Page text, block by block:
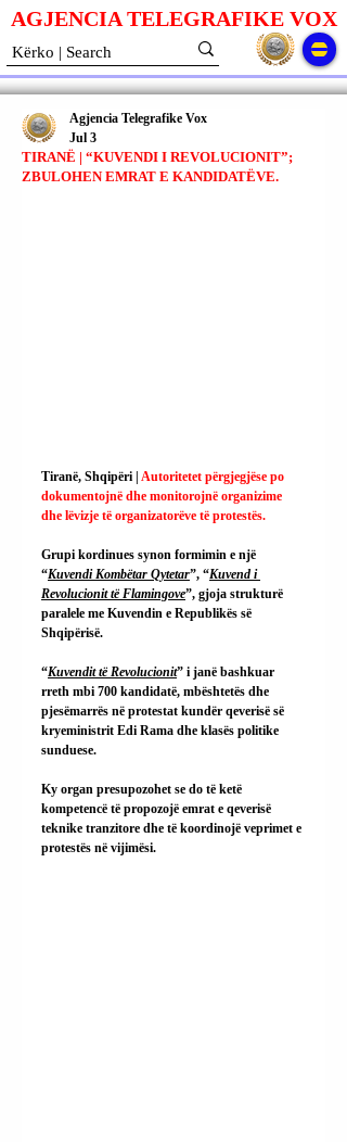
AGJENCIA TELEGRAFIKE VOX
TIRANË | “KUVENDI I REVOLUCIONIT”;
ZBULOHEN EMRAT E KANDIDATËVE.
Agjencia Telegrafike Vox
Jul 3
Tiranë, Shqipëri | Autoritetet përgjegjëse po
dokumentojnë dhe monitorojnë organizime
dhe lëvizje të organizatorëve të protestës.
Grupi kordinues synon formimin e një
“Kuvendi Kombëtar Qytetar”, “Kuvend i
Revolucionit të Flamingove”, gjoja strukturë
paralele me Kuvendin e Republikës së
Shqipërisë.
“Kuvendit të Revolucionit” i janë bashkuar
rreth mbi 700 kandidatë, mbështetës dhe
pjesëmarrës në protestat kundër qeverisë së
kryeministrit Edi Rama dhe klasës politike
sunduese.
Ky organ presupozohet se do të ketë
kompetencë të propozojë emrat e qeverisë
teknike tranzitore dhe të koordinojë veprimet e
protestës në vijimësi.